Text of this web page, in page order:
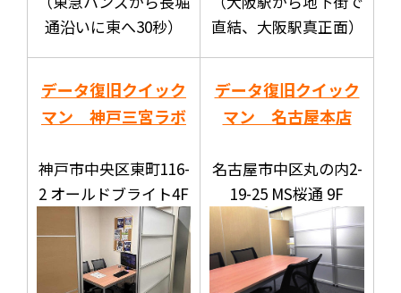
通沿いに東へ30秒）
直結、大阪駅真正面）
データ復旧クイック
マン 神戸三宮ラボ
神戸市中央区東町116-
2 オールドブライト4F
データ復旧クイック
マン 名古屋本店
名古屋市中区丸の内2-
19-25 MS桜通 9F